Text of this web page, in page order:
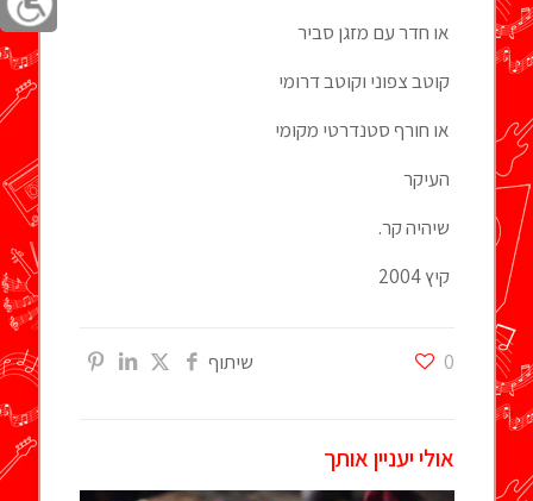
או חדר עם מזגן סביר
קוטב צפוני וקוטב דרומי
או חורף סטנדרטי מקומי
העיקר
שיהיה קר.
קיץ 2004
שיתוף 0
אולי יעניין אותך